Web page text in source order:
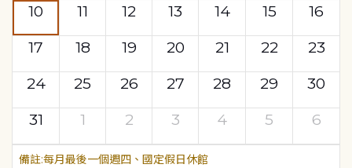
10
11 12 13 14 15
16
17
18 19 20 21 22
23
24
25 26 27 28 29
30
31
1 2 3 4 5 6
每月最後一個週四、國定假日休館